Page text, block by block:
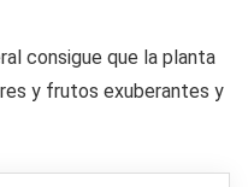
consigue que la planta
y frutos exuberantes y